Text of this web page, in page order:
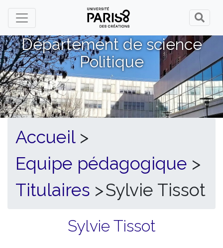
Panneau de gestion des cookies
Département de science
Politique
Accueil >
Equipe pédagogique >
Titulaires >Sylvie Tissot
Sylvie Tissot